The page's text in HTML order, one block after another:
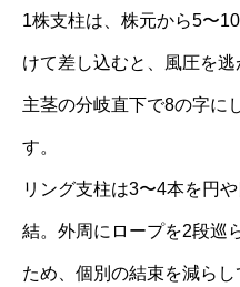
1株支柱は、株元から5〜
けて差し込むと、風圧を
主茎の分岐直下で8の字に
す。
リング支柱は3〜4本を円
結。外周にロープを2段巡
ため、個別の結束を減ら